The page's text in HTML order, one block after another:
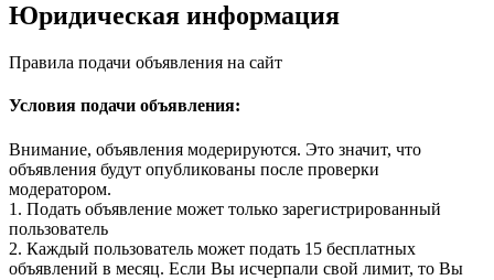
Юридическая информация
Правила подачи объявления на сайт
Условия подачи объявления:
Внимание, объявления модерируются. Это значит, что
объявления будут опубликованы после проверки
модератором.
1. Подать объявление может только зарегистрированный
пользователь
2. Каждый пользователь может подать 15 бесплатных
объявлений в месяц. Если Вы исчерпали свой лимит, то Вы